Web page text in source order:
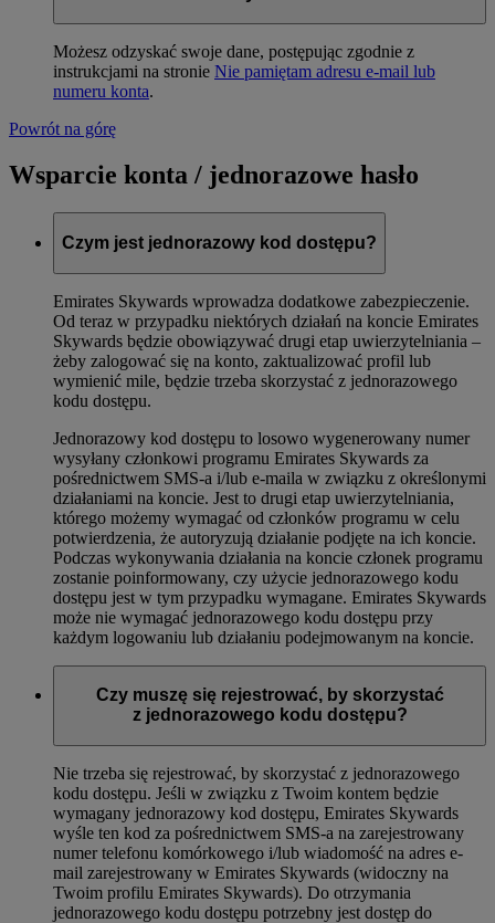
Możesz odzyskać swoje dane, postępując zgodnie z
instrukcjami na stronie Nie pamiętam adresu e-mail lub
numeru konta.
Powrót na górę
Wsparcie konta / jednorazowe hasło
Czym jest jednorazowy kod dostępu?
Emirates Skywards wprowadza dodatkowe zabezpieczenie.
Od teraz w przypadku niektórych działań na koncie Emirates
Skywards będzie obowiązywać drugi etap uwierzytelniania –
żeby zalogować się na konto, zaktualizować profil lub
wymienić mile, będzie trzeba skorzystać z jednorazowego
kodu dostępu.
Jednorazowy kod dostępu to losowo wygenerowany numer
wysyłany członkowi programu Emirates Skywards za
pośrednictwem SMS-a i/lub e-maila w związku z określonymi
działaniami na koncie. Jest to drugi etap uwierzytelniania,
którego możemy wymagać od członków programu w celu
potwierdzenia, że autoryzują działanie podjęte na ich koncie.
Podczas wykonywania działania na koncie członek programu
zostanie poinformowany, czy użycie jednorazowego kodu
dostępu jest w tym przypadku wymagane. Emirates Skywards
może nie wymagać jednorazowego kodu dostępu przy
każdym logowaniu lub działaniu podejmowanym na koncie.
Czy muszę się rejestrować, by skorzystać
z jednorazowego kodu dostępu?
Nie trzeba się rejestrować, by skorzystać z jednorazowego
kodu dostępu. Jeśli w związku z Twoim kontem będzie
wymagany jednorazowy kod dostępu, Emirates Skywards
wyśle ten kod za pośrednictwem SMS-a na zarejestrowany
numer telefonu komórkowego i/lub wiadomość na adres e-
mail zarejestrowany w Emirates Skywards (widoczny na
Twoim profilu Emirates Skywards). Do otrzymania
jednorazowego kodu dostępu potrzebny jest dostęp do